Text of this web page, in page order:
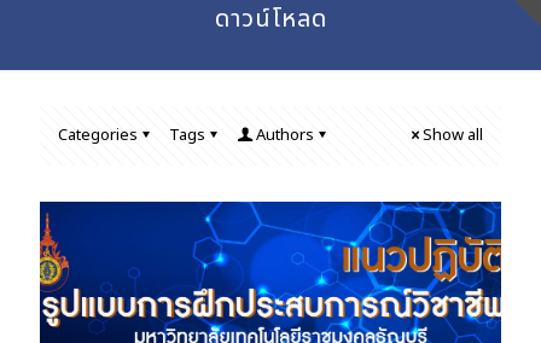
ดาวน์โหลด
Categories Tags Authors Show all